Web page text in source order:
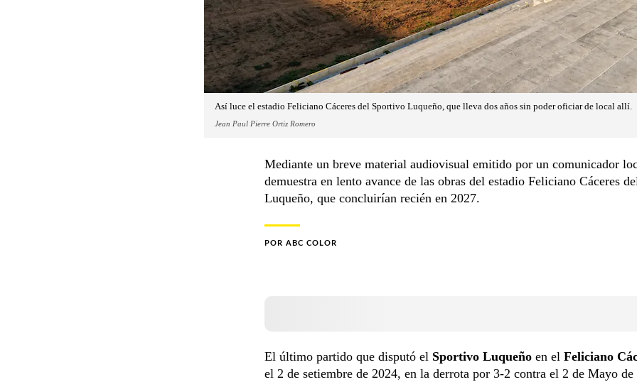
Así luce el estadio Feliciano Cáceres del Sportivo Luqueño, que lleva dos años sin poder oficiar de local allí.
Jean Paul Pierre Ortiz Romero
Mediante un breve material audiovisual emitido por un comunicador
demuestra en lento avance de las obras del estadio Feliciano Cáceres
Luqueño, que concluirían recién en 2027.
POR ABC COLOR
El último partido que disputó el Sportivo Luqueño en el Feliciano
el 2 de setiembre de 2024, en la derrota por 3-2 contra el 2 de Mayo de